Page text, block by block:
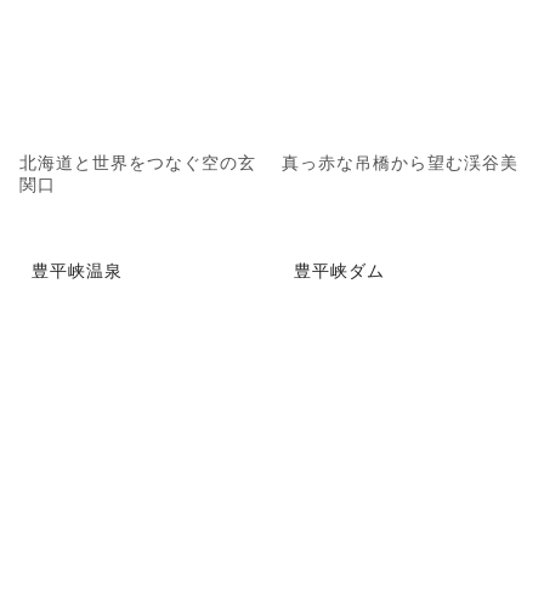
北海道と世界をつなぐ空の玄
関口
真っ赤な吊橋から望む渓谷美
豊平峡温泉 豊平峡ダム